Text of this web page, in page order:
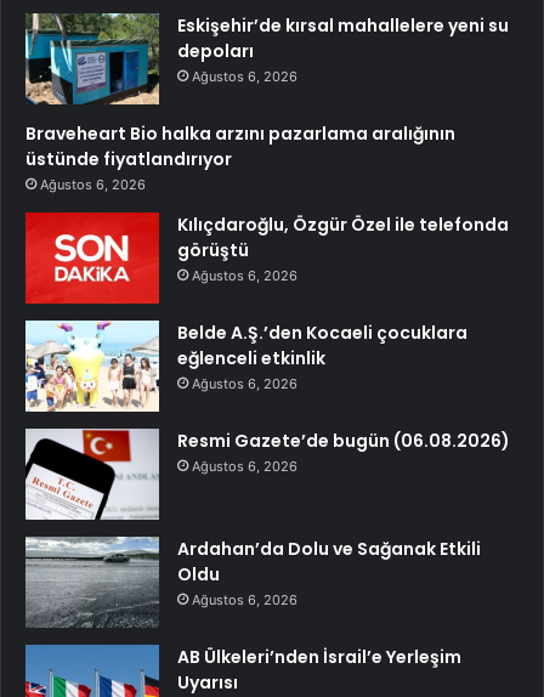
Eskişehir’de kırsal mahallelere yeni su
depoları
Ağustos 6, 2026
Braveheart Bio halka arzını pazarlama aralığının
üstünde fiyatlandırıyor
Ağustos 6, 2026
Kılıçdaroğlu, Özgür Özel ile telefonda
görüştü
Ağustos 6, 2026
Belde A.Ş.’den Kocaeli çocuklara
eğlenceli etkinlik
Ağustos 6, 2026
Resmi Gazete’de bugün (06.08.2026)
Ağustos 6, 2026
Ardahan’da Dolu ve Sağanak Etkili
Oldu
Ağustos 6, 2026
AB Ülkeleri’nden İsrail’e Yerleşim
Uyarısı